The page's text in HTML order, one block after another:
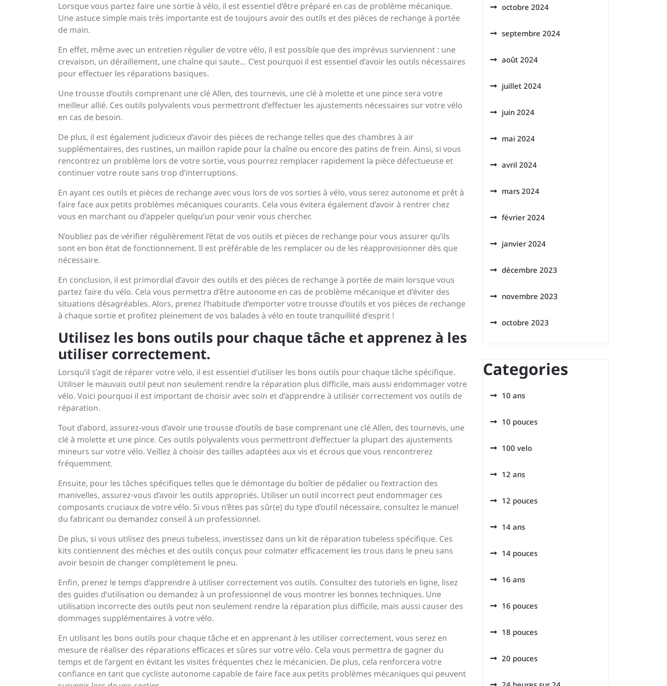
Lorsque vous partez faire une sortie à vélo, il est essentiel d’être préparé en cas de problème mécanique.
Une astuce simple mais très importante est de toujours avoir des outils et des pièces de rechange à portée
de main.
En effet, même avec un entretien régulier de votre vélo, il est possible que des imprévus surviennent : une
crevaison, un déraillement, une chaîne qui saute… C’est pourquoi il est essentiel d’avoir les outils nécessaires
pour effectuer les réparations basiques.
Une trousse d’outils comprenant une clé Allen, des tournevis, une clé à molette et une pince sera votre
meilleur allié. Ces outils polyvalents vous permettront d’effectuer les ajustements nécessaires sur votre vélo
en cas de besoin.
De plus, il est également judicieux d’avoir des pièces de rechange telles que des chambres à air
supplémentaires, des rustines, un maillon rapide pour la chaîne ou encore des patins de frein. Ainsi, si vous
rencontrez un problème lors de votre sortie, vous pourrez remplacer rapidement la pièce défectueuse et
continuer votre route sans trop d’interruptions.
En ayant ces outils et pièces de rechange avec vous lors de vos sorties à vélo, vous serez autonome et prêt à
faire face aux petits problèmes mécaniques courants. Cela vous évitera également d’avoir à rentrer chez
vous en marchant ou d’appeler quelqu’un pour venir vous chercher.
N’oubliez pas de vérifier régulièrement l’état de vos outils et pièces de rechange pour vous assurer qu’ils
sont en bon état de fonctionnement. Il est préférable de les remplacer ou de les réapprovisionner dès que
nécessaire.
En conclusion, il est primordial d’avoir des outils et des pièces de rechange à portée de main lorsque vous
partez faire du vélo. Cela vous permettra d’être autonome en cas de problème mécanique et d’éviter des
situations désagréables. Alors, prenez l’habitude d’emporter votre trousse d’outils et vos pièces de rechange
à chaque sortie et profitez pleinement de vos balades à vélo en toute tranquillité d’esprit !
Utilisez les bons outils pour chaque tâche et apprenez à les
utiliser correctement.
Lorsqu’il s’agit de réparer votre vélo, il est essentiel d’utiliser les bons outils pour chaque tâche spécifique.
Utiliser le mauvais outil peut non seulement rendre la réparation plus difficile, mais aussi endommager votre
vélo. Voici pourquoi il est important de choisir avec soin et d’apprendre à utiliser correctement vos outils de
réparation.
Tout d’abord, assurez-vous d’avoir une trousse d’outils de base comprenant une clé Allen, des tournevis, une
clé à molette et une pince. Ces outils polyvalents vous permettront d’effectuer la plupart des ajustements
mineurs sur votre vélo. Veillez à choisir des tailles adaptées aux vis et écrous que vous rencontrerez
fréquemment.
Ensuite, pour les tâches spécifiques telles que le démontage du boîtier de pédalier ou l’extraction des
manivelles, assurez-vous d’avoir les outils appropriés. Utiliser un outil incorrect peut endommager ces
composants cruciaux de votre vélo. Si vous n’êtes pas sûr(e) du type d’outil nécessaire, consultez le manuel
du fabricant ou demandez conseil à un professionnel.
De plus, si vous utilisez des pneus tubeless, investissez dans un kit de réparation tubeless spécifique. Ces
kits contiennent des mèches et des outils conçus pour colmater efficacement les trous dans le pneu sans
avoir besoin de changer complètement le pneu.
Enfin, prenez le temps d’apprendre à utiliser correctement vos outils. Consultez des tutoriels en ligne, lisez
des guides d’utilisation ou demandez à un professionnel de vous montrer les bonnes techniques. Une
utilisation incorrecte des outils peut non seulement rendre la réparation plus difficile, mais aussi causer des
dommages supplémentaires à votre vélo.
En utilisant les bons outils pour chaque tâche et en apprenant à les utiliser correctement, vous serez en
mesure de réaliser des réparations efficaces et sûres sur votre vélo. Cela vous permettra de gagner du
temps et de l’argent en évitant les visites fréquentes chez le mécanicien. De plus, cela renforcera votre
confiance en tant que cycliste autonome capable de faire face aux petits problèmes mécaniques qui peuvent
octobre 2024
septembre 2024
août 2024
juillet 2024
juin 2024
mai 2024
avril 2024
mars 2024
février 2024
janvier 2024
décembre 2023
novembre 2023
octobre 2023
Categories
10 ans
10 pouces
100 velo
12 ans
12 pouces
14 ans
14 pouces
16 ans
16 pouces
18 pouces
20 pouces